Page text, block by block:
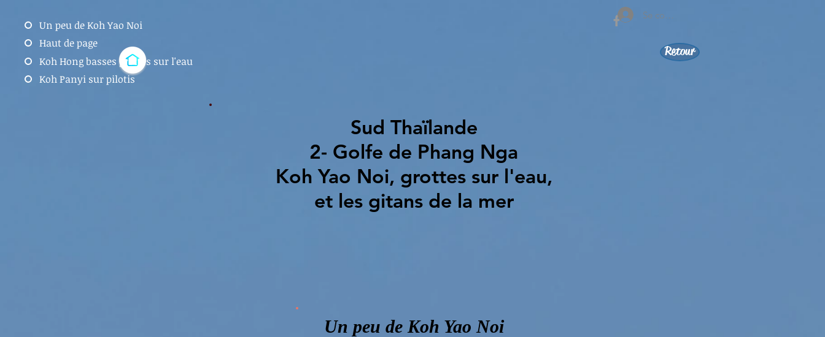
Se connecter
Un peu de Koh Yao Noi
Haut de page
Koh Hong basses grottes sur l'eau
Koh Panyi sur pilotis
Retour
Sud Thaïlande
2- Golfe de Phang Nga
Koh Yao Noi, grottes sur l'eau,
et les gitans de la mer
Un peu de Koh Yao Noi